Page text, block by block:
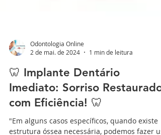
2 de mai. de 2024
1 min de leitura
🦷 Implante Dentário
Imediato: Sorriso Restaurado
com Eficiência! 🦷